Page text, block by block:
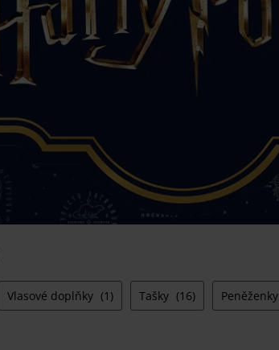
Vlasové doplňky (1) Tašky (16) Peněženky